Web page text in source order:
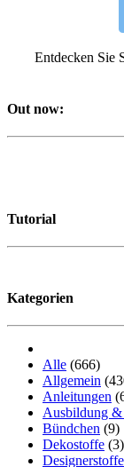
Entdecken Sie
Out now:
Tutorial
Kategorien
Alle (666)
Allgemein
Anleitungen
Ausbildung
Bündchen (9)
Dekostoffe (3)
Designerstoffe